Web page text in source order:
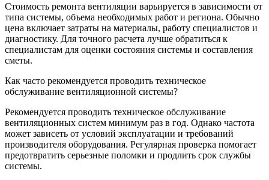
Стоимость ремонта вентиляции варьируется в зависимости от
типа системы, объема необходимых работ и региона. Обычно
цена включает затраты на материалы, работу специалистов и
диагностику. Для точного расчета лучше обратиться к
специалистам для оценки состояния системы и составления
сметы.
Как часто рекомендуется проводить техническое
обслуживание вентиляционной системы?
Рекомендуется проводить техническое обслуживание
вентиляционных систем минимум раз в год. Однако частота
может зависеть от условий эксплуатации и требований
производителя оборудования. Регулярная проверка помогает
предотвратить серьезные поломки и продлить срок службы
системы.